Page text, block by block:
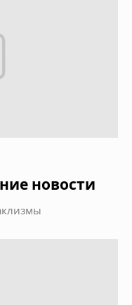
новости